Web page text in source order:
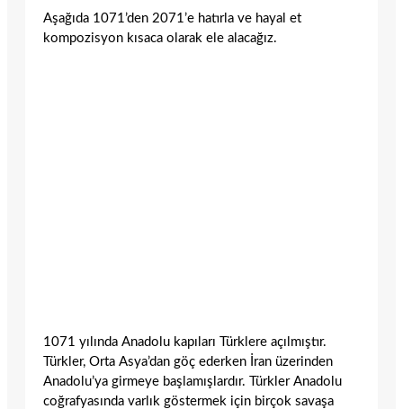
Aşağıda 1071’den 2071’e hatırla ve hayal et
kompozisyon kısaca olarak ele alacağız.
1071 yılında Anadolu kapıları Türklere açılmıştır.
Türkler, Orta Asya’dan göç ederken İran üzerinden
Anadolu’ya girmeye başlamışlardır. Türkler Anadolu
coğrafyasında varlık göstermek için birçok savaşa